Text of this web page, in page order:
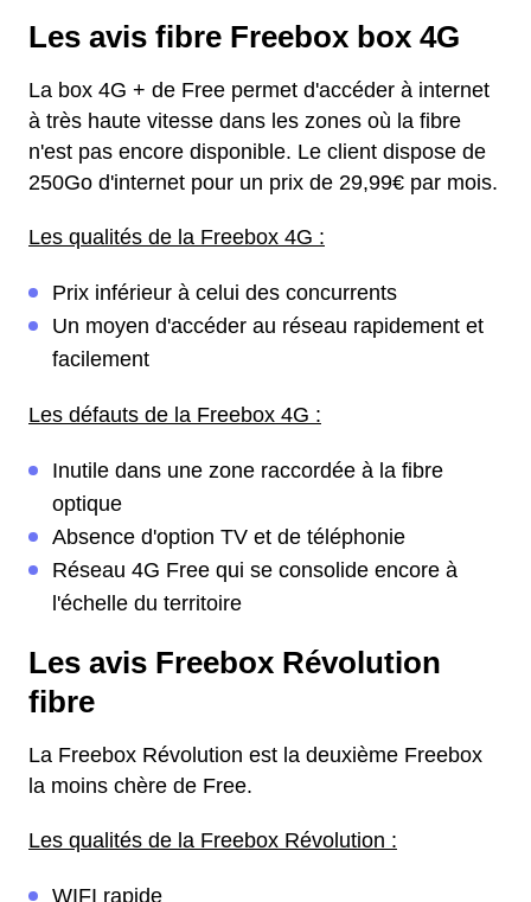
Les avis fibre Freebox box 4G
La box 4G + de Free permet d'accéder à internet
à très haute vitesse dans les zones où la fibre
n'est pas encore disponible. Le client dispose de
250Go d'internet pour un prix de 29,99€ par mois.
Les qualités de la Freebox 4G :
Prix inférieur à celui des concurrents
Un moyen d'accéder au réseau rapidement et
facilement
Les défauts de la Freebox 4G :
Inutile dans une zone raccordée à la fibre
optique
Absence d'option TV et de téléphonie
Réseau 4G Free qui se consolide encore à
l'échelle du territoire
Les avis Freebox Révolution
fibre
La Freebox Révolution est la deuxième Freebox
la moins chère de Free.
Les qualités de la Freebox Révolution :
WIFI rapide